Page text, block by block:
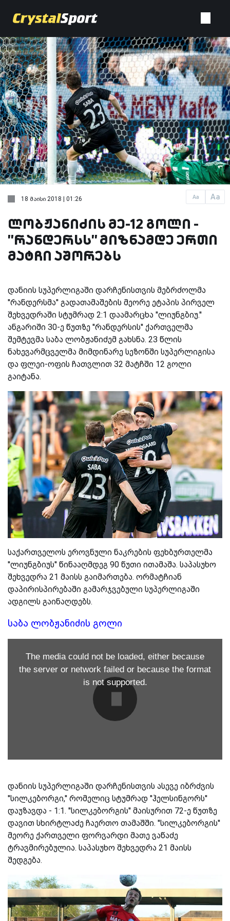
Aa Aa
18 მაისი 2018 | 01:26
ლობჟანიძის მე-12 გოლი -
''რანდერსს'' მიზნამდე ერთი
მატჩი აშორებს
დანიის სუპერლიგაში დარჩენისთვის მებრძოლმა
''რანდერსმა'' გადათამაშების მეორე ეტაპის პირველ
შეხვედრაში სტუმრად 2:1 დაამარცხა ''ლიუნგბიუ.''
ანგარიში 30-ე წუთზე ''რანდერსის'' ქართველმა
შემტევმა საბა ლობჟანიძემ გახსნა. 23 წლის
ნახევარმცველმა მიმდინარე სეზონში სუპერლიგისა
და ფლეი-ოფის ჩათვლით 32 მატჩში 12 გოლი
გაიტანა.
საქართველოს ეროვნული ნაკრების ფეხბურთელმა
''ლიუნგბიუს'' წინააღმდეგ 90 წუთი ითამაშა. საპასუხო
შეხვედრა 21 მაისს გაიმართება. ორმატჩიან
დაპირისპირებაში გამარჯვებული სუპერლიგაში
ადგილს გაინაღდებს.
საბა ლობჟანიძის გოლი
The media could not be loaded, either because
the server or network failed or because the format
is not supported.
დანიის სუპერლიგაში დარჩენისთვის ასევე იბრძვის
''სილკებორგი,'' რომელიც სტუმრად ''ჰელსინგორს''
დაუზავდა - 1:1. ''სილკებორგის'' მაისურით 72-ე წუთზე
დავით სხირტლაძე ჩაერთო თამაშში. ''სილკებორგის''
მეორე ქართველი ფორვარდი მათე ვაწაძე
ტრავმირებულია. საპასუხო შეხვედრა 21 მაისს
შედგება.